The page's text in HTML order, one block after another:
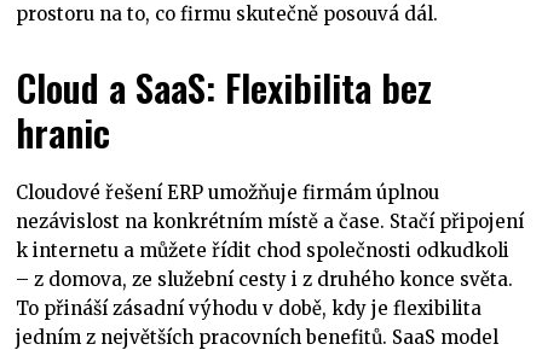
prostoru na to, co firmu skutečně posouvá dál.
Cloud a SaaS: Flexibilita bez
hranic
Cloudové řešení ERP umožňuje firmám úplnou
nezávislost na konkrétním místě a čase. Stačí připojení
k internetu a můžete řídit chod společnosti odkudkoli
– z domova, ze služební cesty i z druhého konce světa.
To přináší zásadní výhodu v době, kdy je flexibilita
jedním z největších pracovních benefitů. SaaS model